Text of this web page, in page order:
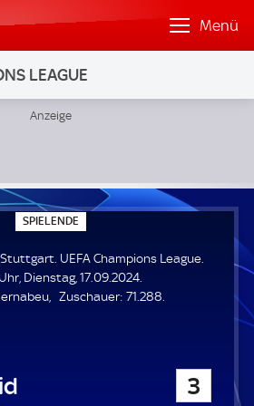
Menü
LEAGUE
UEFA Champions League
SPIELENDE
P
E
L
E
N
UEFA Champions League.
Dienstag, 17.09.2024.
Zuschauer: Z
71.288.
3